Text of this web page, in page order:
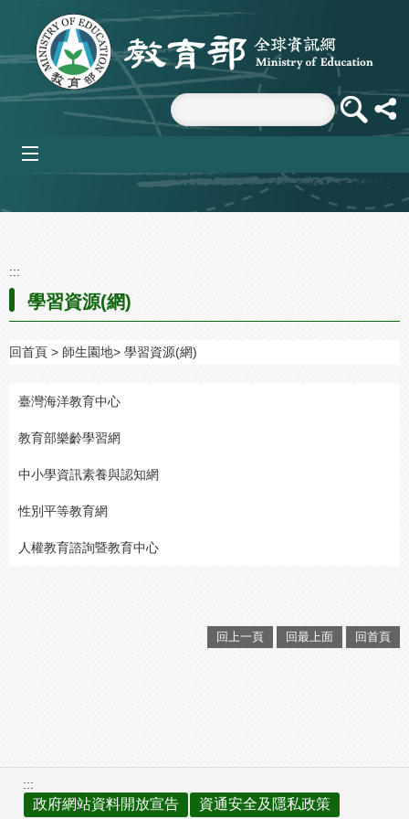
跳到主要內容區塊
:::
學習資源(網)
回首頁 師生園地 學習資源(網)
臺灣海洋教育中心
教育部樂齡學習網
中小學資訊素養與認知網
性別平等教育網
人權教育諮詢暨教育中心
回上一頁 回最上面 回首頁
:::
政府網站資料開放宣告 資通安全及隱私政策